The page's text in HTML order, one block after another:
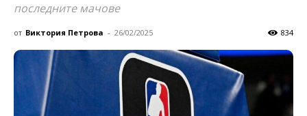
последните мачове
от Виктория Петрова - 26/02/2025 834